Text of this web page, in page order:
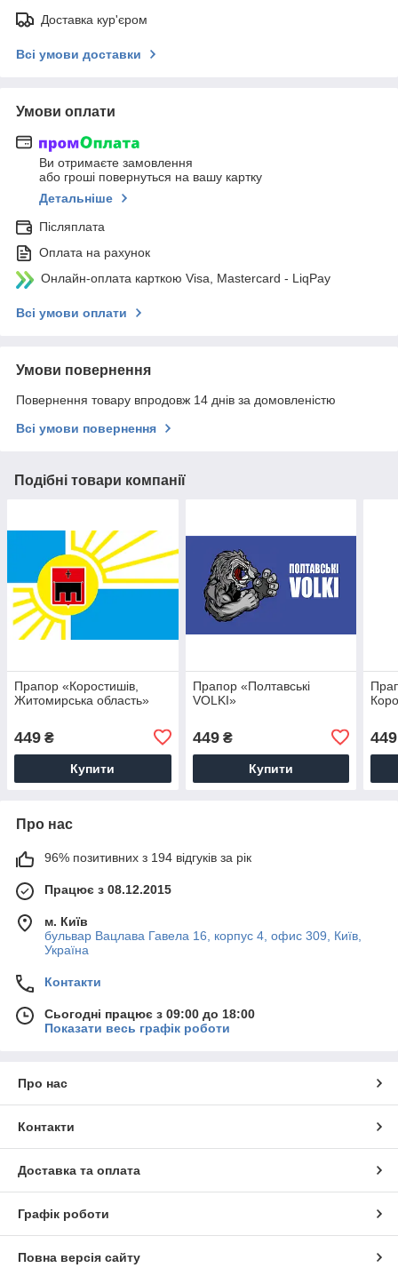
Доставка кур'єром
Всі умови доставки
Умови оплати
Ви отримаєте замовлення
або гроші повернуться на вашу картку
Детальніше
Післяплата
Оплата на рахунок
Онлайн-оплата карткою Visa, Mastercard - LiqPay
Всі умови оплати
Умови повернення
Повернення товару впродовж 14 днів за домовленістю
Всі умови повернення
Подібні товари компанії
Прапор «Коростишів,
Житомирська область»
449 ₴
Купити
Прапор «Полтавські
VOLKI»
449₴
Купити
449
Про нас
96% позитивних з 194 відгуків за рік
Працює з 08.12.2015
м. Київ
бульвар Вацлава Гавела 16, корпус 4, офис 309, Київ,
Україна
Контакти
Сьогодні працює з 09:00 до 18:00
Показати весь графік роботи
Про нас
Контакти
Доставка та оплата
Графік роботи
Повна версія сайту